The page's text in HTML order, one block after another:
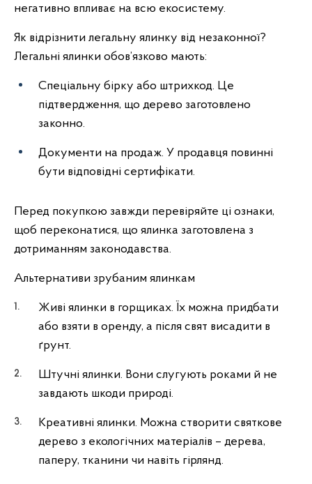
негативно впливає на всю екосистему.
Як відрізнити легальну ялинку від незаконної?
Легальні ялинки обов’язково мають:
Спеціальну бірку або штрихкод. Це
підтвердження, що дерево заготовлено
законно.
Документи на продаж. У продавця повинні
бути відповідні сертифікати.
Перед покупкою завжди перевіряйте ці ознаки,
щоб переконатися, що ялинка заготовлена з
дотриманням законодавства.
Альтернативи зрубаним ялинкам
Живі ялинки в горщиках. Їх можна придбати
або взяти в оренду, а після свят висадити в
ґрунт.
Штучні ялинки. Вони слугують роками й не
завдають шкоди природі.
Креативні ялинки. Можна створити святкове
дерево з екологічних матеріалів – дерева,
паперу, тканини чи навіть гірлянд.